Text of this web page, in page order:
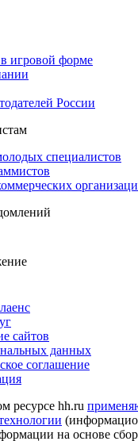
игровой форме
России
специалистов
сайтов
данных
соглашение
ресурсе hh.ru
на основе